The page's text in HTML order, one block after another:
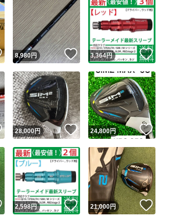
取引実績◯+ このユーザーはYahoo!フリマ
他フリマ実績◯+ このユーザーは他フリマサービ
スピード&安心発送
※このバッジは実績に基づく表示であり、発送を保証している
スピード＆安心発送
このユーザーは高頻度で24時
ます
スピード発送 このユーザーは高頻度で24時間
安心発送 このユーザーは設定した発送日
コピーは1商品につき1回です
出品ページへ
キャンセル
いいね！
8,980円 いいね！
3,364円 いいね
いいね！
28,000円 いいね！
24,800円 いいね
いいね！
2,598円 いいね！
21,000円 いいね